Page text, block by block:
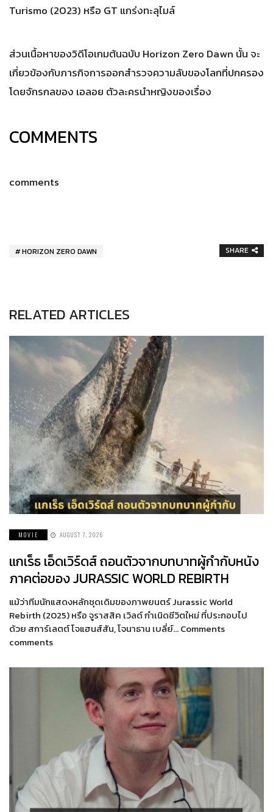
Turismo (2023) หรือ GT แกร่งทะลุไมล์
ส่วนเนื้อหาของวิดีโอเกมต้นฉบับ Horizon Zero Dawn นั้น จะ
เกี่ยวข้องกับภารกิจการออกสำรวจความลับของโลกที่ปกครอง
โดยจักรกลของ เอลอย ตัวละครนำหญิงของเรื่อง
COMMENTS
comments
HORIZON ZERO DAWN SHARE
RELATED ARTICLES
MOVIE AUGUST 7, 2026
แกเร็ธ เอ็ดเวิร์ดส์ ถอนตัวจากบทบาทผู้กำกับหนัง
ภาคต่อของ JURASSIC WORLD REBIRTH
แม้ว่าทีมนักแสดงหลักชุดเดิมของภาพยนตร์ Jurassic World
Rebirth (2025) หรือ จูราสสิค เวิลด์ กำเนิดชีวิตใหม่ ที่ประกอบไป
ด้วย สการ์เลตต์ โจแฮนส์สัน, โจนาธาน เบลี่ย์… Comments
comments